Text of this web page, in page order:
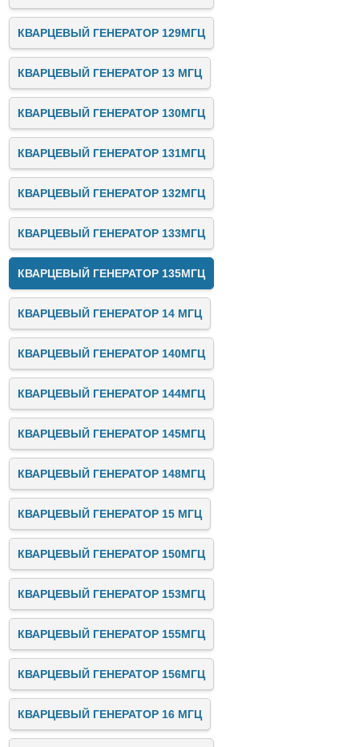
КВАРЦЕВЫЙ ГЕНЕРАТОР 129МГЦ
КВАРЦЕВЫЙ ГЕНЕРАТОР 13 МГЦ
КВАРЦЕВЫЙ ГЕНЕРАТОР 130МГЦ
КВАРЦЕВЫЙ ГЕНЕРАТОР 131МГЦ
КВАРЦЕВЫЙ ГЕНЕРАТОР 132МГЦ
КВАРЦЕВЫЙ ГЕНЕРАТОР 133МГЦ
КВАРЦЕВЫЙ ГЕНЕРАТОР 135МГЦ
КВАРЦЕВЫЙ ГЕНЕРАТОР 14 МГЦ
КВАРЦЕВЫЙ ГЕНЕРАТОР 140МГЦ
КВАРЦЕВЫЙ ГЕНЕРАТОР 144МГЦ
КВАРЦЕВЫЙ ГЕНЕРАТОР 145МГЦ
КВАРЦЕВЫЙ ГЕНЕРАТОР 148МГЦ
КВАРЦЕВЫЙ ГЕНЕРАТОР 15 МГЦ
КВАРЦЕВЫЙ ГЕНЕРАТОР 150МГЦ
КВАРЦЕВЫЙ ГЕНЕРАТОР 153МГЦ
КВАРЦЕВЫЙ ГЕНЕРАТОР 155МГЦ
КВАРЦЕВЫЙ ГЕНЕРАТОР 156МГЦ
КВАРЦЕВЫЙ ГЕНЕРАТОР 16 МГЦ